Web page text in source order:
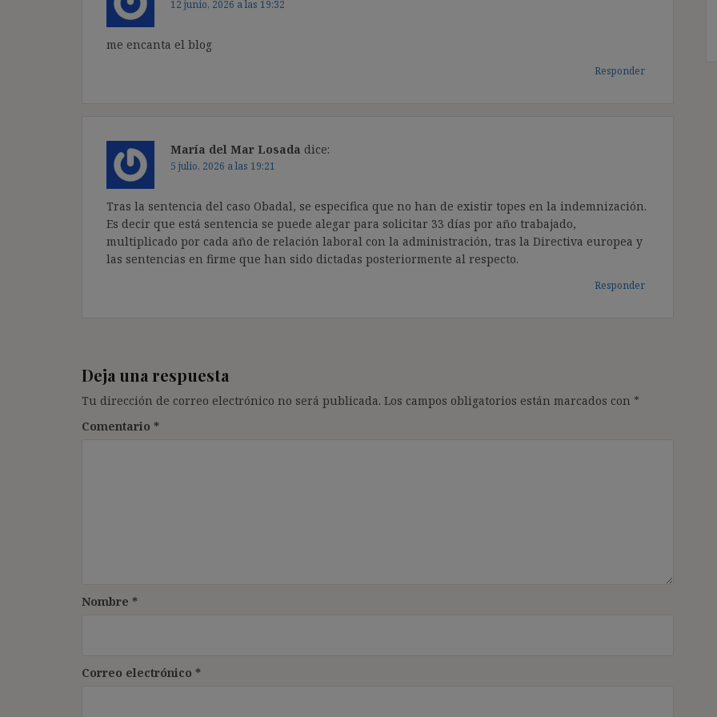
12 junio, 2026 a las 19:32
me encanta el blog
Responder
María del Mar Losada dice:
5 julio, 2026 a las 19:21
Tras la sentencia del caso Obadal, se especifica que no han de existir topes en la indemnización.
Es decir que está sentencia se puede alegar para solicitar 33 días por año trabajado,
multiplicado por cada año de relación laboral con la administración, tras la Directiva europea y
las sentencias en firme que han sido dictadas posteriormente al respecto.
Responder
Deja una respuesta
Tu dirección de correo electrónico no será publicada. Los campos obligatorios están marcados con *
Comentario *
Nombre *
Correo electrónico *